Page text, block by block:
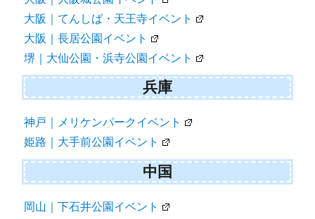
大阪｜てんしば・天王寺イベント
大阪｜長居公園イベント
堺｜大仙公園・浜寺公園イベント
兵庫
神戸｜メリケンパークイベント
姫路｜大手前公園イベント
中国
岡山｜下石井公園イベント